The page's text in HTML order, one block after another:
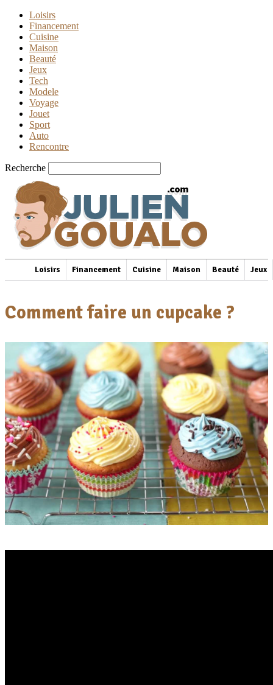
Loisirs
Financement
Cuisine
Maison
Beauté
Jeux
Tech
Modele
Voyage
Jouet
Sport
Auto
Rencontre
Recherche
Loisirs Financement Cuisine Maison Beauté Jeux
Comment faire un cupcake ?